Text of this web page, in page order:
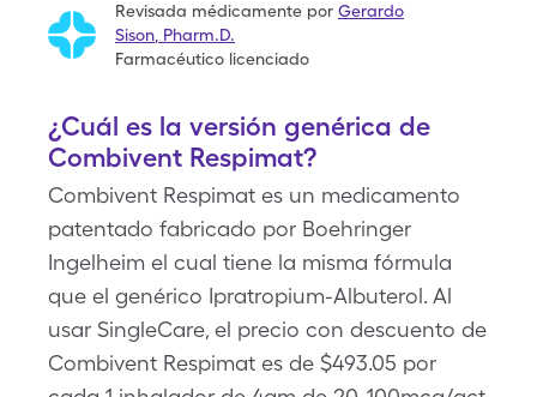
Revisada médicamente por Gerardo
Sison Pharm.D.
Farmacéutico licenciado
¿Cuál es la versión genérica de
Combivent Respimat?
Combivent Respimat es un medicamento
patentado fabricado por Boehringer
Ingelheim el cual tiene la misma fórmula
que el genérico Ipratropium-Albuterol. Al
usar SingleCare, el precio con descuento de
Combivent Respimat es de $493.05 por